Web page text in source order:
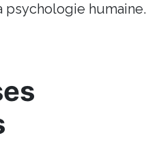
humaine.